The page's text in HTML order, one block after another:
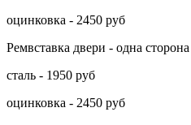
оцинковка - 2450 руб
Ремвставка двери - одна сторона
сталь - 1950 руб
оцинковка - 2450 руб